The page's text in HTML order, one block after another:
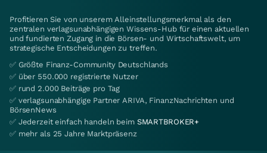
Profitieren Sie von unserem Alleinstellungsmerkmal als den
zentralen verlagsunabhängigen Wissens-Hub für einen aktuellen
und fundierten Zugang in die Börsen- und Wirtschaftswelt, um
strategische Entscheidungen zu treffen.
✅ Größte Finanz-Community Deutschlands
✅ über 550.000 registrierte Nutzer
✅ rund 2.000 Beiträge pro Tag
✅ verlagsunabhängige Partner ARIVA, FinanzNachrichten und
BörsenNews
✅ Jederzeit einfach handeln beim SMARTBROKER+
✅ mehr als 25 Jahre Marktpräsenz